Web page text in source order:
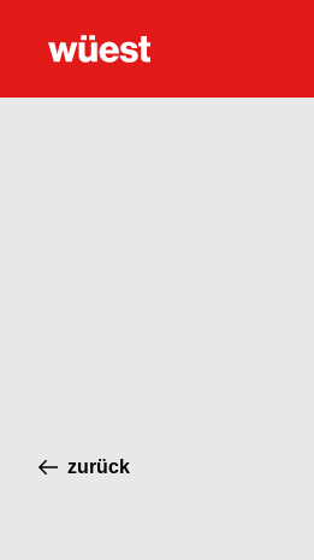
zurück